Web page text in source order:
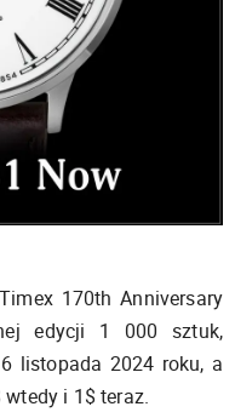
170th Anniversary
edycji 1 000 sztuk,
listopada 2024 roku, a
i 1$ teraz.